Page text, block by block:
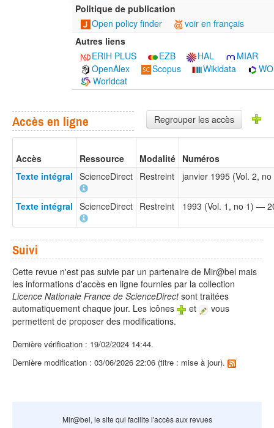
Politique de publication
Open policy finder
voir en français
Autres liens
ERIH PLUS
EZB HAL
MIAR
OpenAlex
Scopus Wikidata
Worldcat
Regrouper les accès
Accès en ligne
Accès Ressource Modalité Numéros
Texte intégral ScienceDirect Restreint janvier 1995 (Vol. 2,
Texte intégral ScienceDirect Restreint 1993 (Vol. 1, no 1) —
Suivi
Cette revue n'est pas suivie par un partenaire de Mir@bel mais
les informations d'accès en ligne fournies par la collection
Licence Nationale France de ScienceDirectsont traitées
automatiquement chaque jour. Les icônes
et
vous
permettent de proposer des modifications.
Dernière vérification : 19/02/2024 14:44.
Dernière modification : 03/06/2026 22:06 (titre : mise à jour).
Mir@bel, le site qui facilite l'accès aux revues